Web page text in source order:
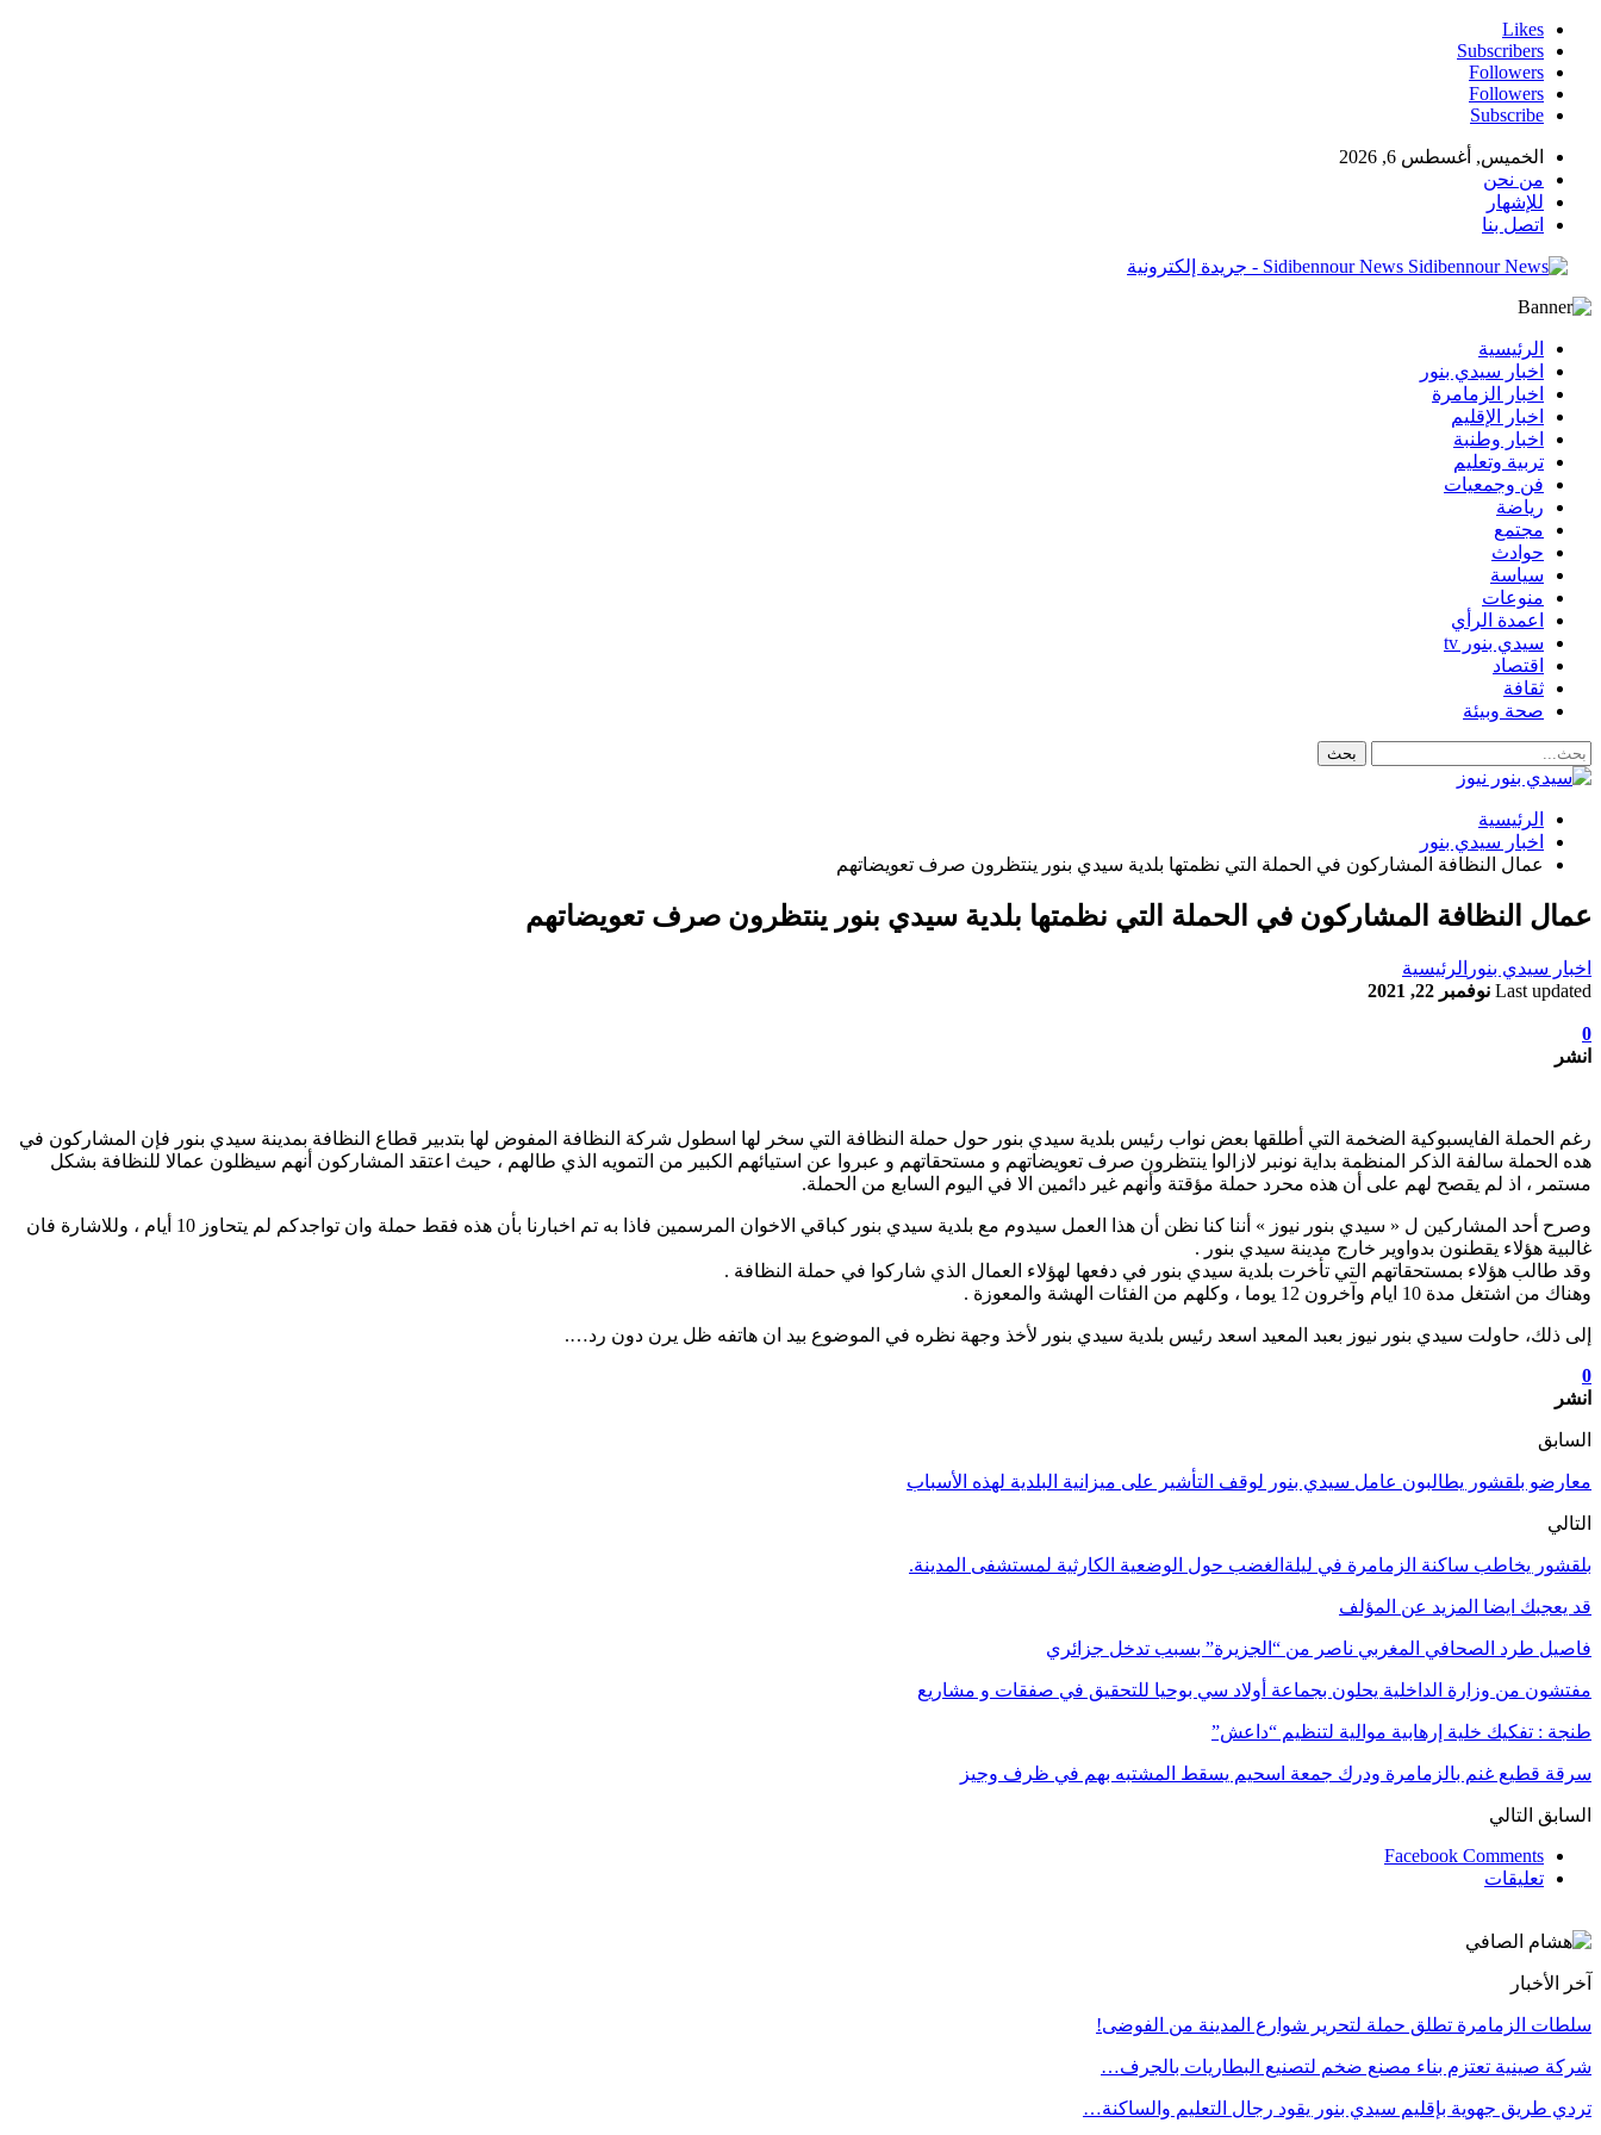
Likes
Subscribers
Followers
Followers
Subscribe
الخميس, أغسطس 6, 2026
من نحن
للإشهار
اتصل بنا
Sidibennour News - جريدة إلكترونية
الرئيسية
اخبار سيدي بنور
اخبار الزمامرة
اخبار الإقليم
اخبار وطنبة
تربية وتعليم
فن وجمعيات
رياضة
مجتمع
حوادث
سياسة
منوعات
اعمدة الرأي
سيدي بنور tv
اقتصاد
ثقافة
صحة وبيئة
الرئيسية
اخبار سيدي بنور
عمال النظافة المشاركون في الحملة التي نظمتها بلدية سيدي بنور ينتظرون صرف تعويضاتهم
عمال النظافة المشاركون في الحملة التي نظمتها بلدية سيدي بنور ينتظرون صرف تعويضاتهم
اخبار سيدي بنور الرئيسية
Last updated نوفمبر 22, 2021
0
انشر
رغم الحملة الفايسبوكية الضخمة التي أطلقها بعض نواب رئيس بلدية سيدي بنور حول حملة النظافة التي سخر لها اسطول شركة النظافة المفوض لها بتدبير قطاع النظافة بمدينة سيدي بنور فإن المشاركون في
هده الحملة سالفة الذكر المنظمة بداية نونبر لازالوا ينتظرون صرف تعويضاتهم و مستحقاتهم و عبروا عن استيائهم الكبير من التمويه الذي طالهم ، حيث اعتقد المشاركون أنهم سيظلون عمالا للنظافة بشكل
مستمر ، اذ لم يقصح لهم على أن هذه محرد حملة مؤقتة وأنهم غير دائمين الا في اليوم السابع من الحملة.
وصرح أحد المشاركين ل « سيدي بنور نيوز » أننا كنا نظن أن هذا العمل سيدوم مع بلدية سيدي بنور كباقي الاخوان المرسمين فاذا به تم اخبارنا بأن هذه فقط حملة وان تواجدكم لم يتحاوز 10 أيام ، وللاشارة فان
غالبية هؤلاء يقطنون بدواوير خارج مدينة سيدي بنور .
وقد طالب هؤلاء بمستحقاتهم التي تأخرت بلدية سيدي بنور في دفعها لهؤلاء العمال الذي شاركوا في حملة النظافة .
وهناك من اشتغل مدة 10 ايام وآخرون 12 يوما ، وكلهم من الفئات الهشة والمعوزة .
إلى ذلك، حاولت سيدي بنور نيوز بعبد المعيد اسعد رئيس بلدية سيدي بنور لأخذ وجهة نظره في الموضوع بيد ان هاتفه ظل يرن دون رد….
0
انشر
السابق
معارضو بلقشور يطالبون عامل سيدي بنور لوقف التأشير على ميزانية البلدية لهذه الأسباب
التالي
بلقشور يخاطب ساكنة الزمامرة في ليلةالغضب حول الوضعية الكارثية لمستشفى المدينة.
قد يعجبك ايضا المزيد عن المؤلف
فاصيل طرد الصحافي المغربي ناصر من “الجزيرة” بسبب تدخل جزائري
مفتشون من وزارة الداخلية يحلون بجماعة أولاد سي بوحيا للتحقيق في صفقات و مشاريع
طنجة : تفكيك خلية إرهابية موالية لتنظيم “داعش”
سرقة قطيع غنم بالزمامرة ودرك جمعة اسحيم يسقط المشتبه بهم في ظرف وجيز
السابق التالي
Facebook Comments
تعليقات
آخر الأخبار
سلطات الزمامرة تطلق حملة لتحرير شوارع المدينة من الفوضى!
شركة صينية تعتزم بناء مصنع ضخم لتصنيع البطاريات بالجرف…
تردي طريق جهوية بإقليم سيدي بنور يقود رجال التعليم والساكنة…